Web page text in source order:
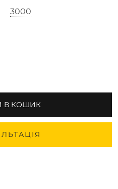
3000
В КОШИК